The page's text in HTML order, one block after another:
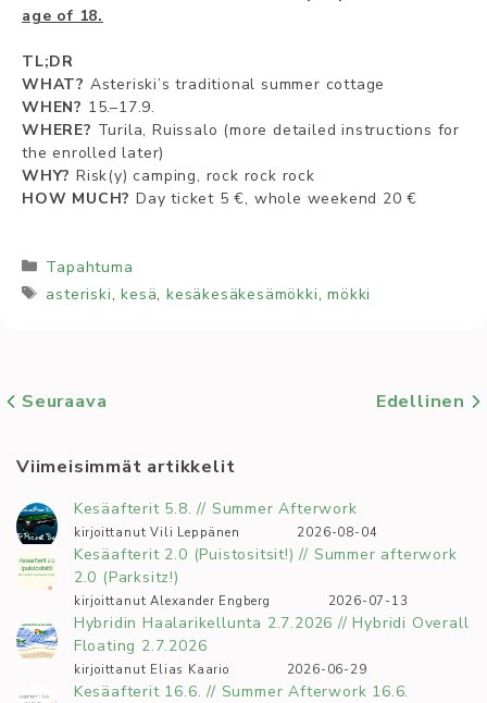
age of 18.
TL;DR
WHAT? As­te­ris­ki’s tra­di­tio­nal sum­mer cot­ta­ge
WHEN? 15.–17.9.
WHE­RE? Tu­ri­la, Ruis­sa­lo (mo­re de­tai­led inst­ruc­tions for
the enrolled la­ter)
WHY? Risk(y) camping, rock rock rock
HOW MUCH? Day tic­ket 5 €, who­le wee­kend 20 €
Kategoriat
Tapahtuma
Avainsanat
asteriski,kesä,kesäkesäkesämökki,mökki
Seuraava Edellinen
Viimeisimmät artikkelit
Kesäafterit 5.8. // Summer Afterwork
kirjoittanut Vili Leppänen 2026-08-04
Kesäafterit 2.0 (Puistositsit!) // Summer afterwork
2.0 (Parksitz!)
kirjoittanut Alexander Engberg 2026-07-13
Hybridin Haalarikellunta 2.7.2026 // Hybridi Overall
Floating 2.7.2026
kirjoittanut Elias Kaario 2026-06-29
Kesäafterit 16.6. // Summer Afterwork 16.6.